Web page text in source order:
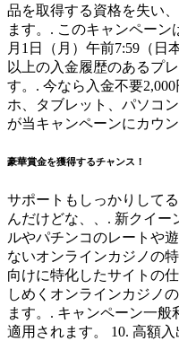
品を取得する資格を失い
ます。. このキャンペーン
月1日（月）午前7:59（日
以上の入金履歴のあるプ
す。. 今なら入金不要
ホ、タブレット、パソコ
が当キャンペーンにカウ
豪華賞金を獲得するチャンス！
サポートもしっかりして
んだけどな、、. 新クイー
ルやパチンコのレートや
ないオンラインカジノの
向けに特化したサイトの
しめくオンラインカジノ
ます。. キャンペーン一
適用されます。 10. 高額